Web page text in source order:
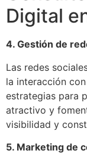
Digital
4. Gestión de
Las redes
la interacción
estrategias para
atractivo y
visibilidad y
5. Marketing de